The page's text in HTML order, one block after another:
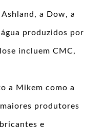
a Dow, a
produzidos por
incluem CMC,
a Mikem como a
produtores
e